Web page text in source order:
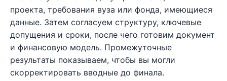
проекта, требования вуза или фонда, имеющиеся
данные. Затем согласуем структуру, ключевые
допущения и сроки, после чего готовим документ
и финансовую модель. Промежуточные
результаты показываем, чтобы вы могли
скорректировать вводные до финала.